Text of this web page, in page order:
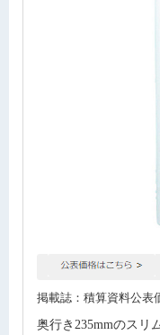
掲載誌：積算資料公表
奥行き235mmのスリ